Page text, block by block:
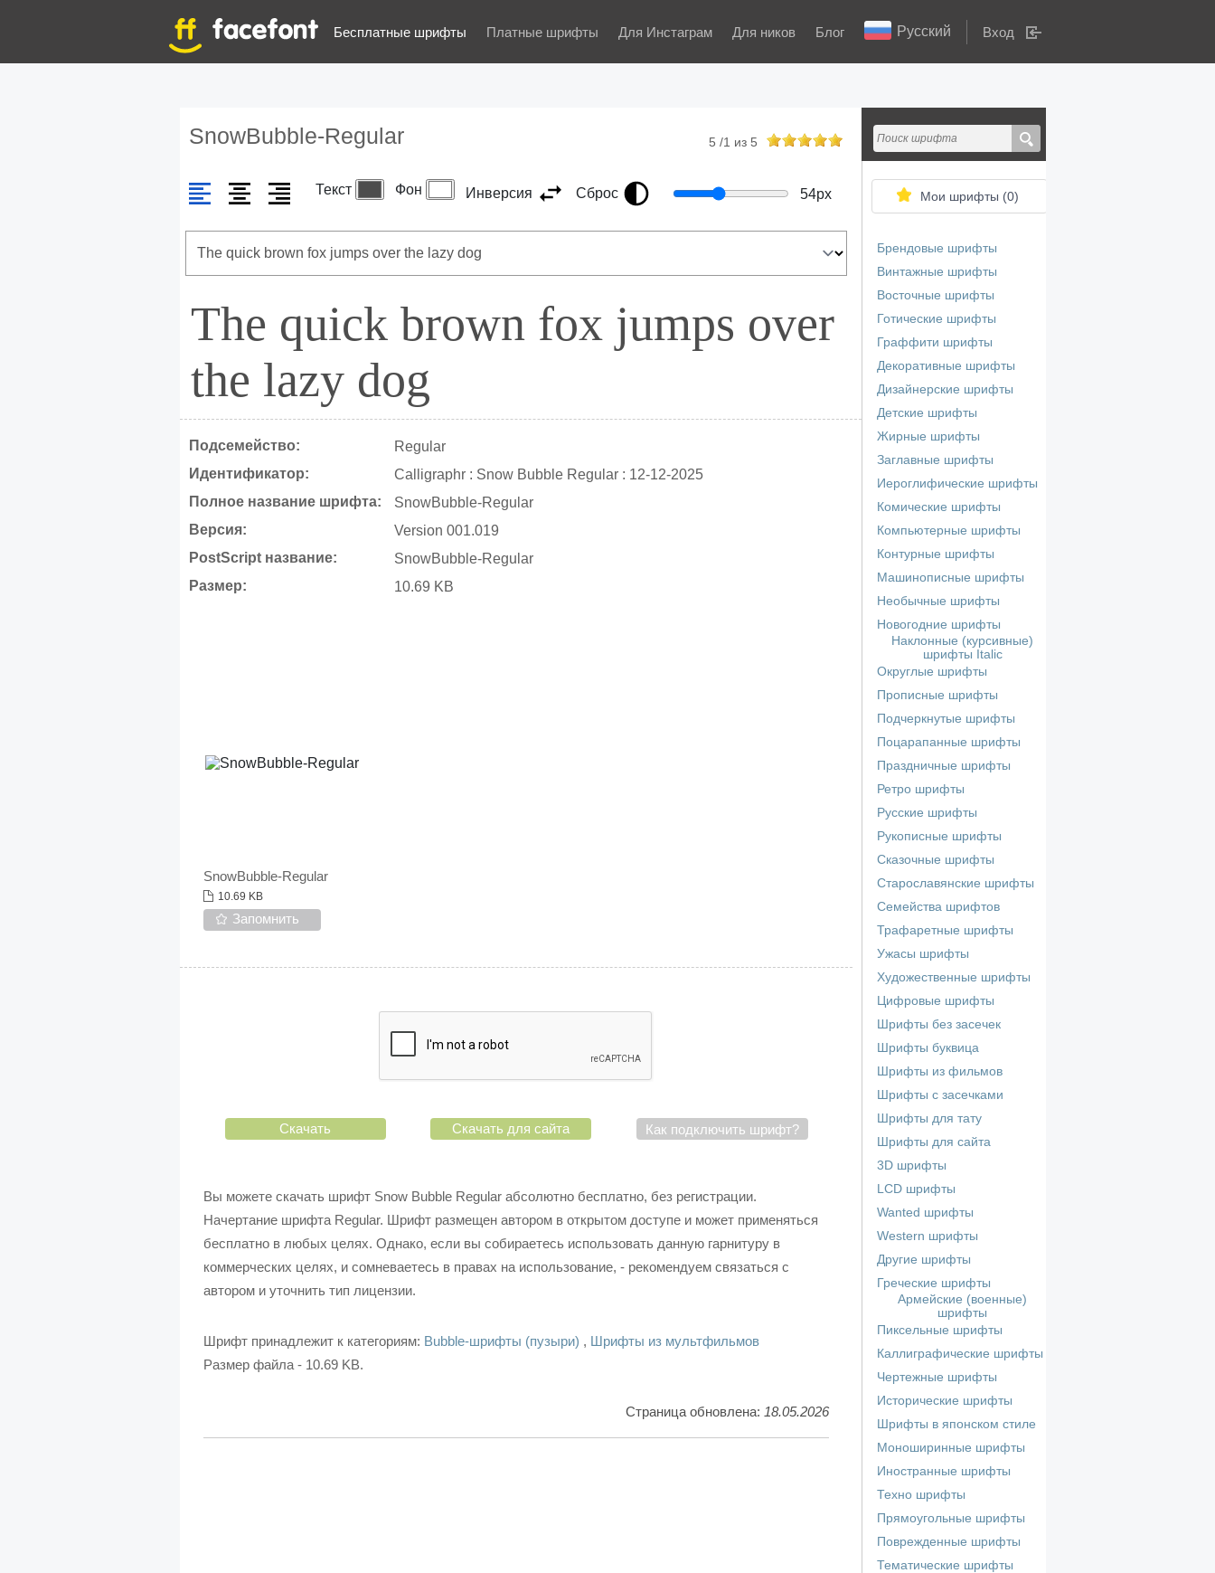
Бесплатные шрифты Платные шрифты Для Инстаграм Для ников Блог Русский Вход
SnowBubble-Regular 5 /1 из 5
Текст Фон Инверсия Сброс 54px
The quick brown fox jumps over
the lazy dog
Подсемейство:
Regular
Идентификатор:
Calligraphr : Snow Bubble Regular : 12-12-2025
Полное название шрифта:
SnowBubble-Regular
Версия:
Version 001.019
PostScript название:
SnowBubble-Regular
Размер:
10.69 KB
SnowBubble-Regular
10.69 KB
Запомнить
Скачать Скачать для сайта Как подключить шрифт?
Вы можете скачать шрифт Snow Bubble Regular абсолютно бесплатно, без регистрации.
Начертание шрифта Regular. Шрифт размещен автором в открытом доступе и может применяться
бесплатно в любых целях. Однако, если вы собираетесь использовать данную гарнитуру в
коммерческих целях, и сомневаетесь в правах на использование, - рекомендуем связаться с
автором и уточнить тип лицензии.
Шрифт принадлежит к категориям: Bubble-шрифты (пузыри) , Шрифты из мультфильмов
Размер файла - 10.69 KB.
Страница обновлена: 18.05.2026
Мои шрифты (0)
Брендовые шрифты
Винтажные шрифты
Восточные шрифты
Готические шрифты
Граффити шрифты
Декоративные шрифты
Дизайнерские шрифты
Детские шрифты
Жирные шрифты
Заглавные шрифты
Иероглифические шрифты
Комические шрифты
Компьютерные шрифты
Контурные шрифты
Машинописные шрифты
Необычные шрифты
Новогодние шрифты
Наклонные (курсивные)
шрифты Italic
Округлые шрифты
Прописные шрифты
Подчеркнутые шрифты
Поцарапанные шрифты
Праздничные шрифты
Ретро шрифты
Русские шрифты
Рукописные шрифты
Сказочные шрифты
Старославянские шрифты
Семейства шрифтов
Трафаретные шрифты
Ужасы шрифты
Художественные шрифты
Цифровые шрифты
Шрифты без засечек
Шрифты буквица
Шрифты из фильмов
Шрифты с засечками
Шрифты для тату
Шрифты для сайта
3D шрифты
LCD шрифты
Wanted шрифты
Western шрифты
Другие шрифты
Греческие шрифты
Армейские (военные)
шрифты
Пиксельные шрифты
Каллиграфические шрифты
Чертежные шрифты
Исторические шрифты
Шрифты в японском стиле
Моноширинные шрифты
Иностранные шрифты
Техно шрифты
Прямоугольные шрифты
Поврежденные шрифты
Тематические шрифты